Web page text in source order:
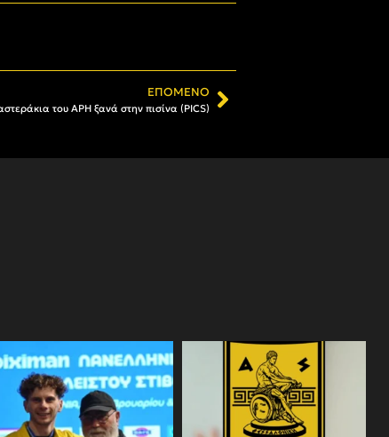
ΕΠΌΜΕΝΟ
του ΑΡΗ ξανά στην πισίνα (PICS)